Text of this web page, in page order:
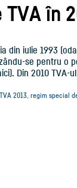
în
din iulie 1993
se pentru o
Din 2010 TVA-
2013, regim special